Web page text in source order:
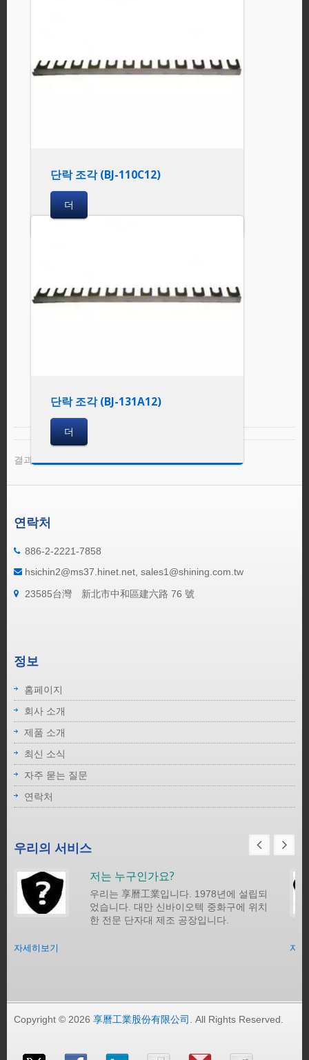
단락 조각 (BJ-110C12)
더
단락 조각 (BJ-131A12)
더
결과 1 - 10 의 10
연락처
886-2-2221-7858
hsichin2@ms37.hinet.net, sales1@shining.com.tw
23585台灣 新北市中和區建六路 76 號
정보
홈페이지
회사 소개
제품 소개
최신 소식
자주 묻는 질문
연락처
우리의 서비스
저는 누구인가요?
우리는 享曆工業입니다. 1978년에 설립되
었습니다. 대만 신바이오텍 중화구에 위치
한 전문 단자대 제조 공장입니다.
자세히보기 자
Copyright © 2026 享曆工業股份有限公司 . All Rights Reserved.